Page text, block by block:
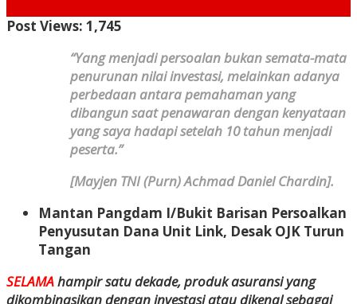
Post Views: 1,745
“Yang menjadi persoalan bukan semata-mata
penurunan nilai investasi, melainkan adanya
perbedaan antara pemahaman yang
dibangun saat penawaran dengan kenyataan
yang saya hadapi setelah 10 tahun menjadi
peserta.”
[Mayjen TNI (Purn) Achmad Daniel Chardin].
Mantan Pangdam I/Bukit Barisan Persoalkan
Penyusutan Dana Unit Link, Desak OJK Turun
Tangan
SELAMAhampir satu dekade, produk asuransi yang
dikombinasikan dengan investasi atau dikenal sebagai